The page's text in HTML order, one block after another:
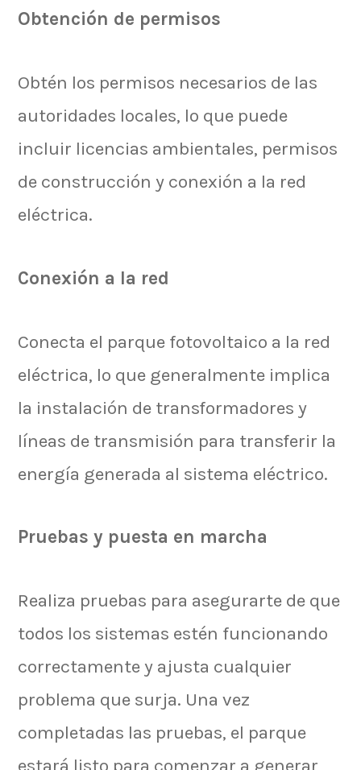
Obtención de permisos
Obtén los permisos necesarios de las
autoridades locales, lo que puede
incluir licencias ambientales, permisos
de construcción y conexión a la red
eléctrica.
Conexión a la red
Conecta el parque fotovoltaico a la red
eléctrica, lo que generalmente implica
la instalación de transformadores y
líneas de transmisión para transferir la
energía generada al sistema eléctrico.
Pruebas y puesta en marcha
Realiza pruebas para asegurarte de que
todos los sistemas estén funcionando
correctamente y ajusta cualquier
problema que surja. Una vez
completadas las pruebas, el parque